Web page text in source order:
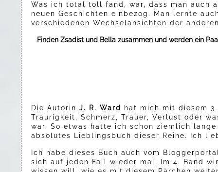
Was ich total toll fand, war, dass man auch
neuen Geschichten einbezog. Man lernte
verschiedenen Wechselansichten der
Finden Zsadist und Bella zusammen und werden ein
Die Autorin J. R. Ward
hat mich mit diesem
Traurigkeit, Schmerz, Trauer, Verlust oder
war. So etwas hatte ich schon ziemlich
absolutes Lieblingsbuch dieser Reihe. Ich
Ich habe dieses Buch auch vom
sich auf jeden Fall wieder mal. Im 4. Band